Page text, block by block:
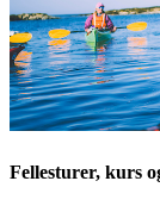
Fellesturer, kurs